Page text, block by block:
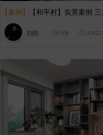
【案例】 【和平村】实景案例
刘阳 8张